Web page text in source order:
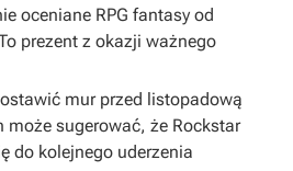
oceniane RPG fantasy od
prezent z okazji ważnego
mur przed listopadową
może sugerować, że Rockstar
do kolejnego uderzenia